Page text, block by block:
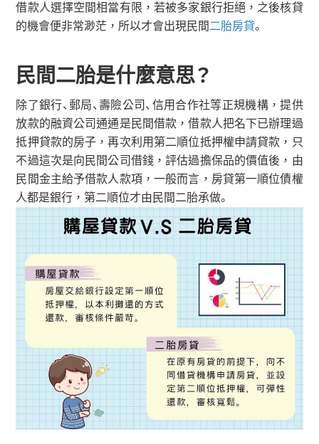
借款人選擇空間相當有限，若被多家銀行拒絕，之後核貸
的機會便非常渺茫，所以才會出現民間二胎房貸。
民間二胎是什麼意思？
除了銀行、郵局、壽險公司、信用合作社等正規機構，提供
放款的融資公司通通是民間借款，借款人把名下已辦理過
抵押貸款的房子，再次利用第二順位抵押權申請貸款，只
不過這次是向民間公司借錢，評估過擔保品的價值後，由
民間金主給予借款人款項，一般而言，房貸第一順位債權
人都是銀行，第二順位才由民間二胎承做。